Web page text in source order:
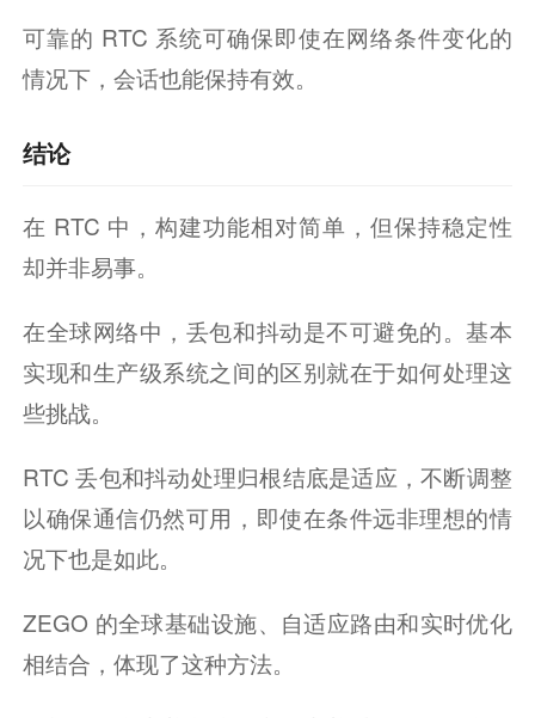
可靠的 RTC 系统可确保即使在网络条件变化的
情况下，会话也能保持有效。
结论
在 RTC 中，构建功能相对简单，但保持稳定性
却并非易事。
在全球网络中，丢包和抖动是不可避免的。基本
实现和生产级系统之间的区别就在于如何处理这
些挑战。
RTC 丢包和抖动处理归根结底是适应，不断调整
以确保通信仍然可用，即使在条件远非理想的情
况下也是如此。
ZEGO 的全球基础设施、自适应路由和实时优化
相结合，体现了这种方法。